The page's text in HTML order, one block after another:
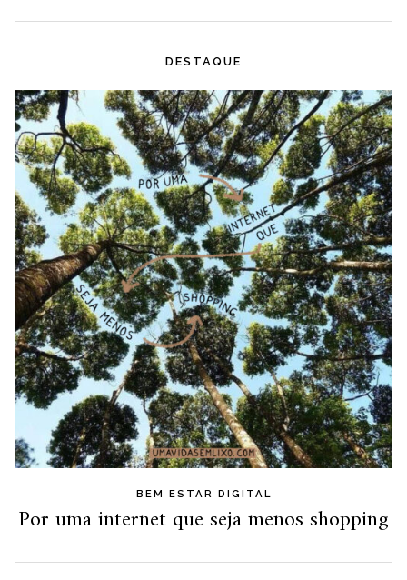
DESTAQUE
BEM ESTAR DIGITAL
Por uma internet que seja menos shopping